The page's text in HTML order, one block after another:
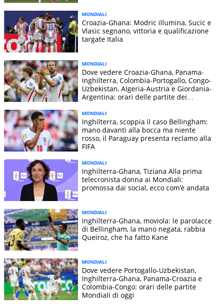
MONDIALI
Croazia-Ghana: Modric illumina, Sucic e
Vlasic segnano, vittoria e qualificazione
targate Italia
MONDIALI
Dove vedere Croazia-Ghana, Panama-
Inghilterra, Colombia-Portogallo, Congo-
Uzbekistan, Algeria-Austria e Giordania-
Argentina: orari delle partite dei
MONDIALI
Inghilterra, scoppia il caso Bellingham:
mano davanti alla bocca ma niente
rosso, il Paraguay presenta reclamo alla
FIFA
MONDIALI
Inghilterra-Ghana, Tiziana Alla prima
telecronista donna ai Mondiali:
promossa dai social, ecco com’è andata
MONDIALI
Inghilterra-Ghana, moviola: le parolacce
di Bellingham, la mano negata, rabbia
Queiroz, che ha fatto Kane
MONDIALI
Dove vedere Portogallo-Uzbekistan,
Inghilterra-Ghana, Panama-Croazia e
Colombia-Congo: orari delle partite
Mondiali di oggi